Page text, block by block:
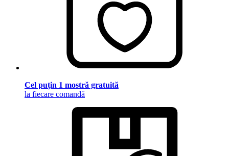
Cel puțin 1 mostră gratuită
la fiecare comandă